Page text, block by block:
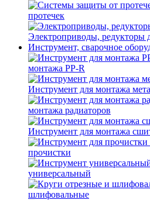
протечек
Электроприводы, редукторы
Инструмент, сварочное
монтажа PP-R
Инструмент для монтажа
монтажа радиаторов
Инструмент для монтажа
прочистки
универсальный
шлифовальные